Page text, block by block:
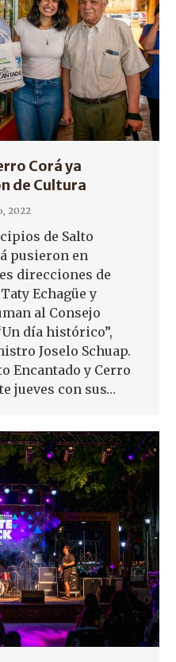
Corá ya
de Cultura
2022
de Salto
pusieron en
direcciones de
Echagüe y
al Consejo
día histórico”,
Joselo Schuap.
Encantado y Cerro
jueves con sus…